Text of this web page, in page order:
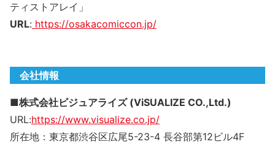
ティストアレイ」
URL: https://osakacomiccon.jp/
会社情報
■株式会社ビジュアライズ (ViSUALIZE CO.,Ltd.)
URL:https://www.visualize.co.jp/
所在地：東京都渋谷区広尾5-23-4 長谷部第12ビル4F